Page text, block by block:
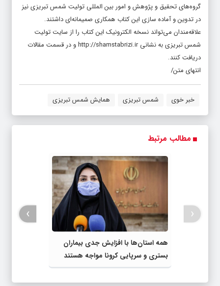
در تدوین و آماده سازی این کتاب همکاری صمیمانه‌ای داشتند.
علاقه‌‌مندان می‌تواند نسخه الکترونیک این کتاب را از سایت تولیت
شمس تبریزی به نشانی http://shamstabrizi.ir و در قسمت مقالات
دریافت کنند.
انتهای متن/
خبر خوی شمس تبریزی همایش شمس تبریزی
مطالب مرتبط
همه استان‌ها با افزایش جدی بیماران
بستری و سرپایی کرونا مواجه هستند
‹
›